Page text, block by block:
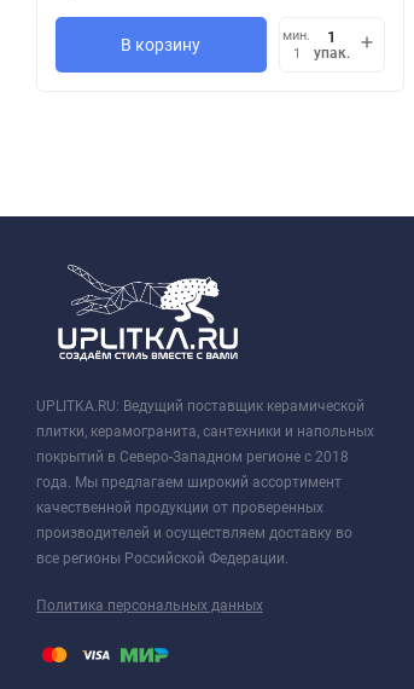
В корзину
мин.
1
упак.
UPLITKA.RU: Ведущий поставщик керамической
плитки, керамогранита, сантехники и напольных
покрытий в Северо-Западном регионе с 2018
года. Мы предлагаем широкий ассортимент
качественной продукции от проверенных
производителей и осуществляем доставку во
все регионы Российской Федерации.
Политика персональных данных